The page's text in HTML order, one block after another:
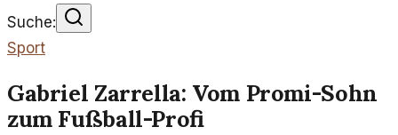
Suche:
Sport
Gabriel Zarrella: Vom Promi-Sohn
zum Fußball-Profi